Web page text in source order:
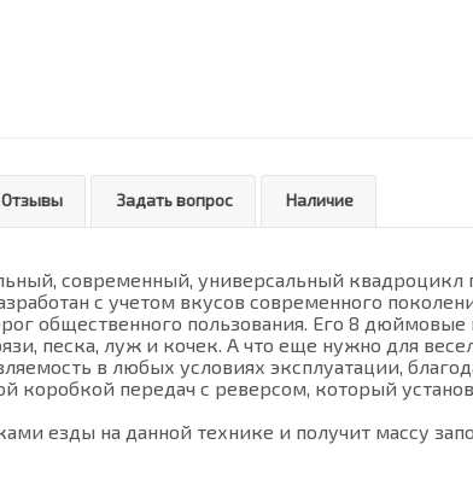
Отзывы Задать вопрос Наличие
современный, универсальный
с учетом вкусов современного
общественного пользования. Его 8
песка, луж и кочек. А что еще нужно для
в любых условиях эксплуатации,
коробкой передач с реверсом, который
езды на данной технике и получит массу